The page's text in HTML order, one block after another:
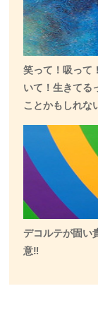
笑って！吸って
いて！生きてる
ことかもしれな
デコルテが固い
意‼️